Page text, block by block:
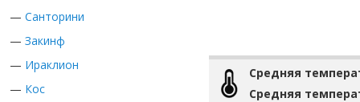
— Санторини
— Закинф
— Ираклион
— Кос
Средняя
Средняя